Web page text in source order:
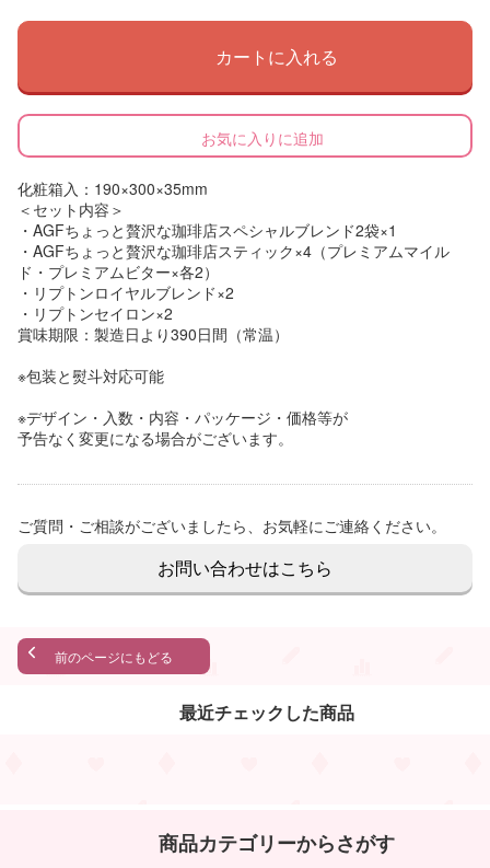
カートに入れる
お気に入りに追加
化粧箱入：190×300×35mm
＜セット内容＞
・AGFちょっと贅沢な珈琲店スペシャルブレンド2袋×1
・AGFちょっと贅沢な珈琲店スティック×4（プレミアムマイル
ド・プレミアムビター×各2）
・リプトンロイヤルブレンド×2
・リプトンセイロン×2
賞味期限：製造日より390日間（常温）
※包装と熨斗対応可能
※デザイン・入数・内容・パッケージ・価格等が
予告なく変更になる場合がございます。
ご質問・ご相談がございましたら、お気軽にご連絡ください。
お問い合わせはこちら
前のページにもどる
最近チェックした商品
商品カテゴリーからさがす